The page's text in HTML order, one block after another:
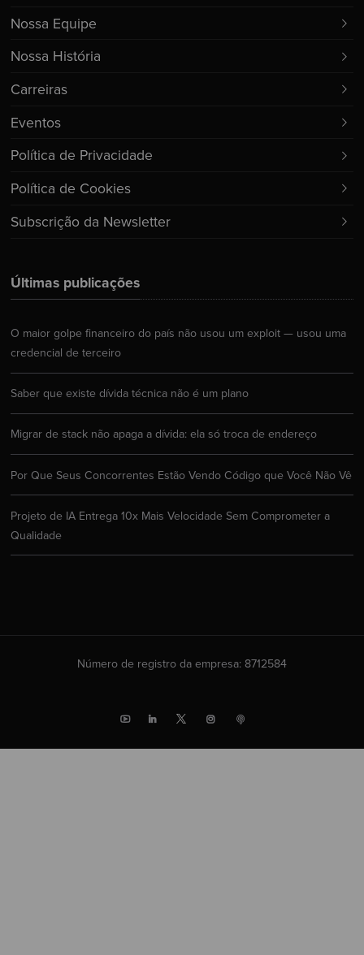
Últimas publicações
O maior golpe financeiro do país não usou um exploit — usou uma
credencial de terceiro
Saber que existe dívida técnica não é um plano
Migrar de stack não apaga a dívida: ela só troca de endereço
Por Que Seus Concorrentes Estão Vendo Código que Você Não Vê
Projeto de IA Entrega 10x Mais Velocidade Sem Comprometer a
Qualidade
Nossa Equipe
Nossa História
Carreiras
Eventos
Política de Privacidade
Política de Cookies
Subscrição da Newsletter
Número de registro da empresa: 8712584